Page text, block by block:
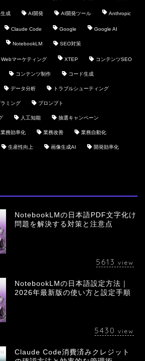
成 AI開発 AI開発ツール Anthropic
Claude Code Google Google AI
NotebookLM SEO対策
Webマーケティング XTEP コンテンツSEO
コンテンツ制作 コード生成
データ分析 トラブルシューティング
ミング プロンプト
人工知能 抽選キャンペーン
業務効率化 業務改善 業務自動化
生産性向上 画像生成AI 開発効率化
NotebookLMの日本語PDF文字化け
問題を解決する対策と注意点
5613 view
NotebookLMの日本語設定方法｜
2026年最新版の使い方と設定手順
5430 view
Claude Code消費済みクレジット
会社概要
採用情報